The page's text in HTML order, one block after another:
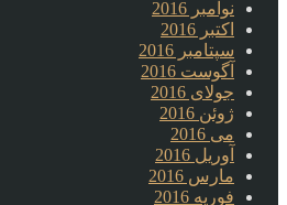
نوامبر 2016
اکتبر 2016
سپتامبر 2016
آگوست 2016
جولای 2016
ژوئن 2016
می 2016
آوریل 2016
مارس 2016
فوریه 2016